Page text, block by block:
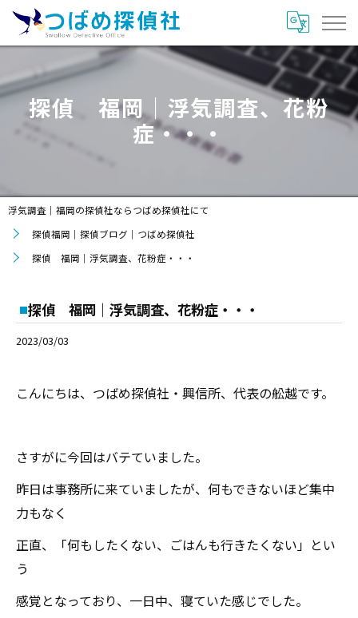
探偵 福岡｜浮気調査、花粉
症・・・
浮気調査｜福岡の探偵社ならつばめ探偵社にて
探偵福岡｜探偵ブログ｜つばめ探偵社
探偵 福岡｜浮気調査、花粉症・・・
探偵 福岡｜浮気調査、花粉症・・・
2023/03/03
こんにちは、つばめ探偵社・興信所、代表の舩越です。
さすがに今回はバテていました。
昨日は事務所に来ていましたが、何もできないほど集中
力もなく
正直、「何もしたくない、ごはんも行きたくない」とい
う
感覚となっており、一日中、寝ていた感じでした。